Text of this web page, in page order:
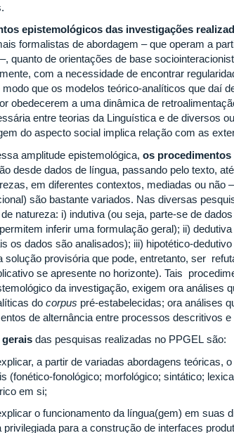
epistemológicos das investigações
formalistas de abordagem – que operam a
quanto de orientações de base
com a necessidade de encontrar
modo que os modelos teórico-analíticos que daí
obedecerem a uma dinâmica de
entre teorias da Linguística e de diversos
do aspecto social implica relação com as
amplitude epistemológica, os procedimentos
desde dados de língua, passando pelo texto,
em diferentes contextos, mediadas ou não
são bastante variados. Nas diversas
natureza: i) indutiva (ou seja, parte-se de
inferir uma formulação geral); ii)
os dados são analisados); iii) hipotético-
solução provisória que pode, entretanto, ser
se apresente no horizonte). Tais
da investigação, exigem ora análises
do corpus pré-estabelecidas; ora análises
de alternância entre processos descritivos
das pesquisas realizadas no PPGEL são:
a partir de variadas abordagens teóricas,
(fonético-fonológico; morfológico; sintático;
em si;
o funcionamento da língua(gem) em suas
privilegiada para a construção de interfaces